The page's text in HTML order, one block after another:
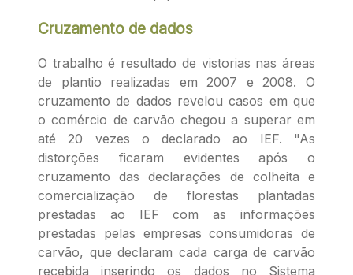
Cruzamento de dados
O trabalho é resultado de vistorias nas áreas
de plantio realizadas em 2007 e 2008. O
cruzamento de dados revelou casos em que
o comércio de carvão chegou a superar em
até 20 vezes o declarado ao IEF. "As
distorções ficaram evidentes após o
cruzamento das declarações de colheita e
comercialização de florestas plantadas
prestadas ao IEF com as informações
prestadas pelas empresas consumidoras de
carvão, que declaram cada carga de carvão
recebida inserindo os dados no Sistema